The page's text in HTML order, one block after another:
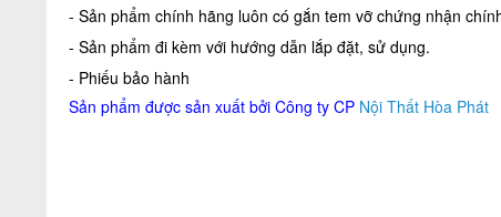
- Sản phẩm chính hãng luôn có gắn tem vỡ chứng nhận
- Sản phẩm đi kèm với hướng dẫn lắp đặt, sử dụng.
- Phiếu bảo hành
Sản phẩm được sản xuất bởi Công ty CP Nội Thất Hòa Phát